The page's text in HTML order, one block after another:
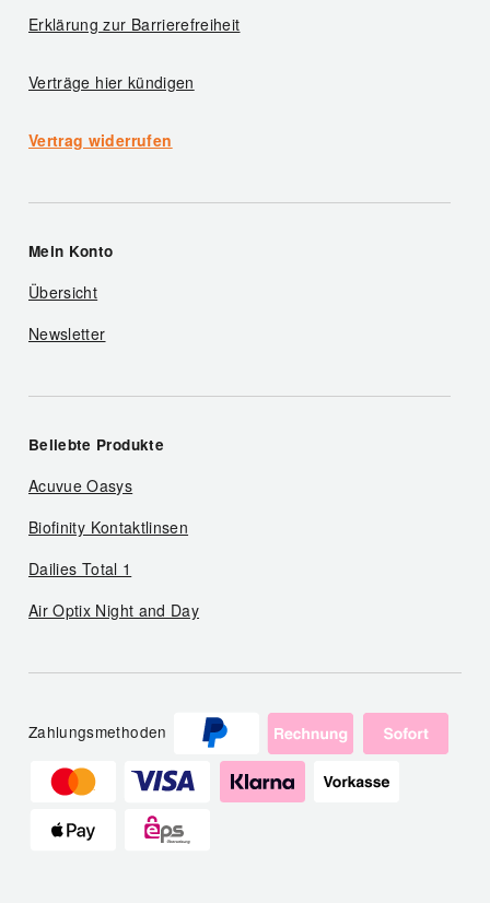
Erklärung zur Barrierefreiheit
Verträge hier kündigen
Vertrag widerrufen
Mein Konto
Übersicht
Newsletter
Beliebte Produkte
Acuvue Oasys
Biofinity Kontaktlinsen
Dailies Total 1
Air Optix Night and Day
Zahlungsmethoden